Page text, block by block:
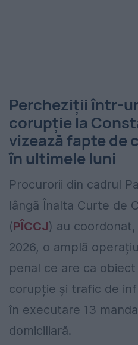
Percheziții într-
corupție la
vizează fapte de
în ultimele luni
Procurorii din cadrul
lângă Înalta Curte de
(PÎCCJ) au
2026, o amplă
penal ce are ca
corupție și trafic de
în executare 13
domiciliară.